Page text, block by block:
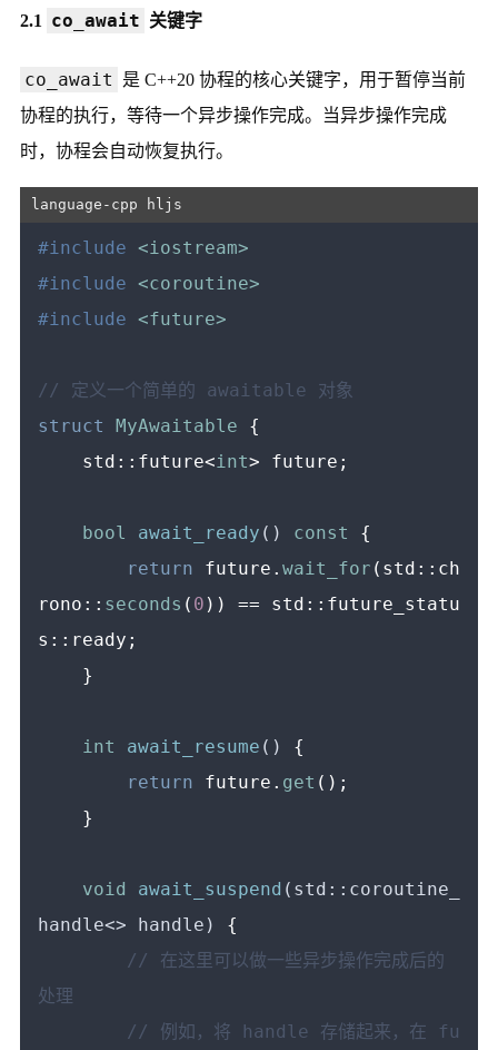
2.1 co_await 关键字
co_await
是 C++20 协程的核心关键字，用于暂停当前
协程的执行，等待一个异步操作完成。当异步操作完成
时，协程会自动恢复执行。
#include <iostream>
#include <coroutine>
#include <future>
// 定义一个简单的 awaitable 对象
struct
MyAwaitable {
    std::future<
int> future;
bool await_ready () const
{
return future. wait_for (std::ch
rono:: seconds ( 0 )) == std::future_statu
s::ready;
int await_resume ()
{
return future. get ();
void await_suspend (std::coroutine_
handle<> handle)
{
// 在这里可以做一些异步操作完成后的
处理
// 例如，将 handle 存储起来，在 fu